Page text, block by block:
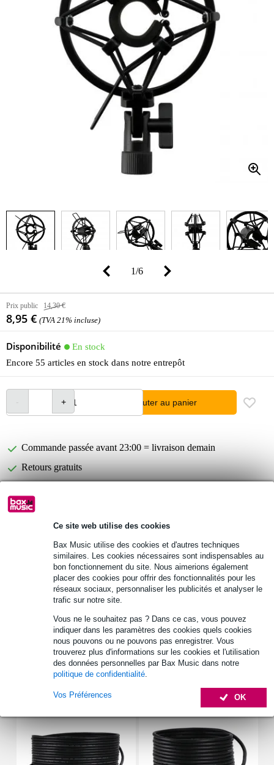
Ce site web utilise des cookies
Bax Music utilise des cookies et d'autres techniques
similaires. Les cookies nécessaires sont indispensables au
bon fonctionnement du site. Nous aimerions également
placer des cookies pour offrir des fonctionnalités pour les
réseaux sociaux, personnaliser les publicités et analyser le
trafic sur notre site.
Vous ne le souhaitez pas ? Dans ce cas, vous pouvez
indiquer dans les paramètres des cookies quels cookies
nous pouvons ou ne pouvons pas enregistrer. Vous
trouverez plus d'informations sur les cookies et l'utilisation
des données personnelles par Bax Music dans notre
politique de confidentialité.
OK
Vos Préférences
1/6
Prix public 14,30 €
8,95 € (TVA 21% incluse)
Disponibilité
En stock
Encore 55 articles en stock dans notre entrepôt
Ajouter au panier
Commande passée avant 23:00 = livraison demain
Retours gratuits
Informations
suspension antichoc compacte pour micros overhead
diamètre interne : 25 mm
Afficher toutes les caractéristiques du produit
Accessoires (8)